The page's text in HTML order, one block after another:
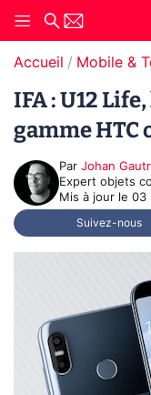
Accueil Mobile &
IFA : U12
gamme
Par Johan
Expert objets
Mis à jour le 03
Suivez-nous